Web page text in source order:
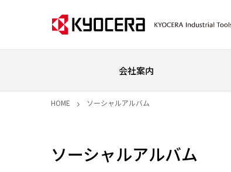
会社案内
HOME ソーシャルアルバム
ソーシャルアルバム